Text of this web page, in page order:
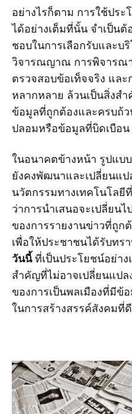
อย่างไรก็ตาม การใช้ปร
ได้อย่างเต็มที่นั้น จำเป็น
ชอบในการเลือกรับและบ
วิจารณญาณ การพิจารณ
ตรวจสอบข้อเท็จจริง แล
หลากหลาย ล้วนเป็นสิ่งส
ข้อมูลที่ถูกต้องและครบถ้ว
ปลอมหรือข้อมูลที่บิดเบือน
ในอนาคตข้างหน้า รูปแบ
ยังคงพัฒนาและเปลี่ยนแป
นวัตกรรมทางเทคโนโลยี
ว่าการนำเสนอจะเปลี่ยน
ของการรายงานข่าวที่ถูก
เพื่อให้ประชาชนได้รับทร
วันนี้ที่เป็นประโยชน์อย่าง
สำคัญที่ไม่อาจเปลี่ยนแปล
ของการเป็นพลเมืองที่มีข้
ในการสร้างสรรค์สังคมที่